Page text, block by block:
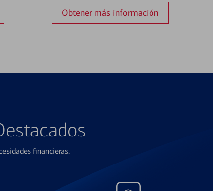
Obtener más información
financieras.